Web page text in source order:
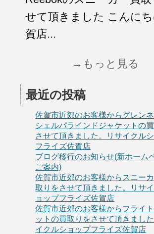
せて頂きました こんに
賀店...
→もっと見る
最近の投稿
佐賀市近郊のお客様からグレン
シェルパラインドジャケットの
させて頂きました。リサイクル
フライズ佐賀店
ブログ移行のお知らせ(新ホーム
ご案内)
佐賀市近郊のお客様からスニー
取りをさせて頂きました。リサ
ョップフライズ佐賀店
佐賀市近郊のお客様からフライ
ットの買取りをさせて頂きまし
イクルショップフライズ佐賀店